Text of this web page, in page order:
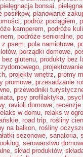
pielęgnacja bonsai,
posiłków, planowanie
, podróż pociągiem,
kamperem, podróże
, podróże senioralne,
z psem, pola namiotowe,
, porządki domowe,
bez glutenu, produkty bez
,
, projekty wnętrz, promy
promowe, przesadzanie
, przewodniki
, psy profilaktyka,
, ravioli domowe, recenzje
w domu, relaks w
, road trip, rośliny
na balkon, rośliny
sezonowe, sanatoria,
, serowarstwo
, skład produktów,